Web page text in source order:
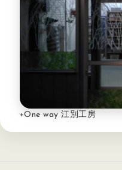
+One way 江別工房